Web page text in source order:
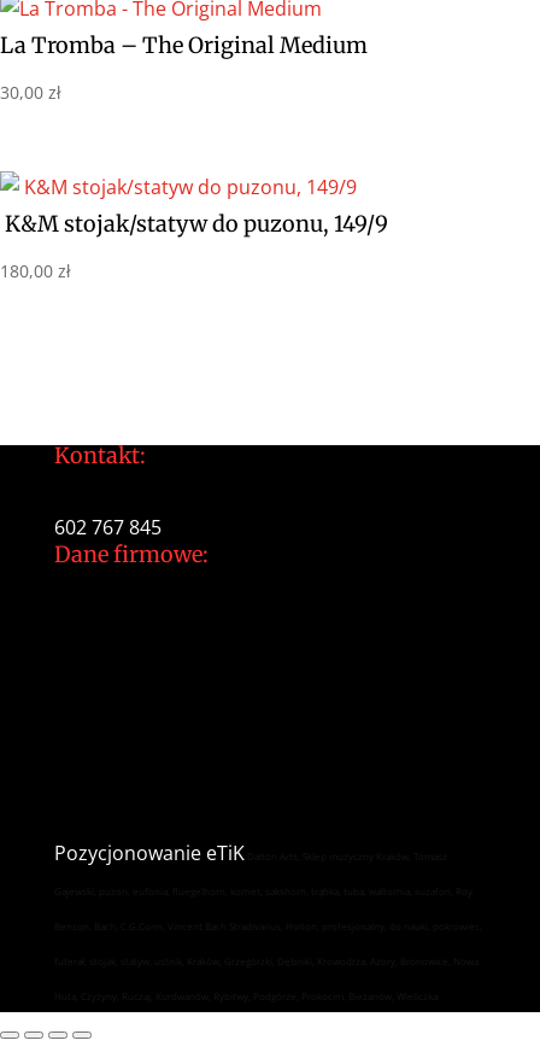
La Tromba – The Original Medium
30,00 zł
K&M stojak/statyw do puzonu, 149/9
180,00 zł
Kontakt:
602 767 845
Dane firmowe:
Pozycjonowanie eTiK